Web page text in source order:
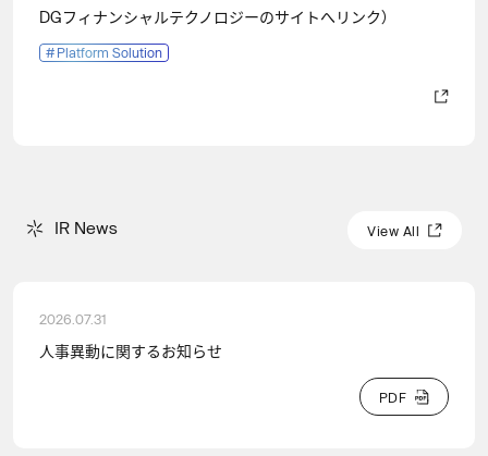
DGフィナンシャルテクノロジーのサイトへリンク）
# Platform Solution
IR News
IR News View All
2026.07.31
人事異動に関するお知らせ
PDF
PDF